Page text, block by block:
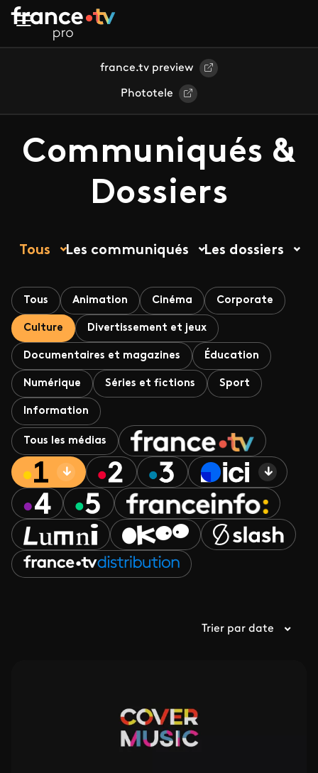
Aller au contenu principal
france.tv preview
Phototele
Communiqués &
Dossiers
Tous Les communiqués Les dossiers
Tous Animation Cinéma Corporate
Culture Divertissement et jeux
Documentaires et magazines Éducation
Numérique Séries et fictions Sport
Information
Tous les médias
Trier par date